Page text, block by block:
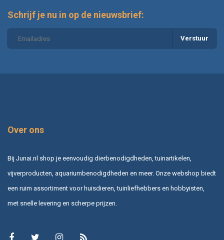
Schrijf je nu in op de nieuwsbrief:
Verstuur
Over ons
Bij Junai.nl shop je eenvoudig dierbenodigdheden, tuinartikelen,
vijverproducten, aquariumbenodigdheden en meer. Onze webshop biedt
een ruim assortiment voor huisdieren, tuinliefhebbers en hobbyisten,
met snelle levering en scherpe prijzen.